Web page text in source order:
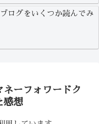
ログをいくつか読んでみ
ーフォワードク
感想